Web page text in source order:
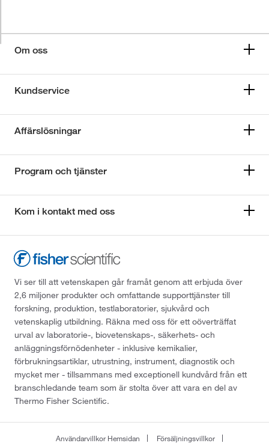
Om oss
Kundservice
Affärslösningar
Program och tjänster
Kom i kontakt med oss
Vi ser till att vetenskapen går framåt genom att erbjuda över
2,6 miljoner produkter och omfattande supporttjänster till
forskning, produktion, testlaboratorier, sjukvård och
vetenskaplig utbildning. Räkna med oss för ett oöverträffat
urval av laboratorie-, biovetenskaps-, säkerhets- och
anläggningsförnödenheter - inklusive kemikalier,
förbrukningsartiklar, utrustning, instrument, diagnostik och
mycket mer - tillsammans med exceptionell kundvård från ett
branschledande team som är stolta över att vara en del av
Thermo Fisher Scientific.
Användarvillkor Hemsidan
Försäljningsvillkor